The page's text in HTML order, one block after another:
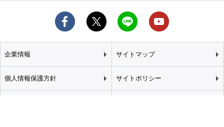
企業情報 サイトマップ
個人情報保護方針 サイトポリシー